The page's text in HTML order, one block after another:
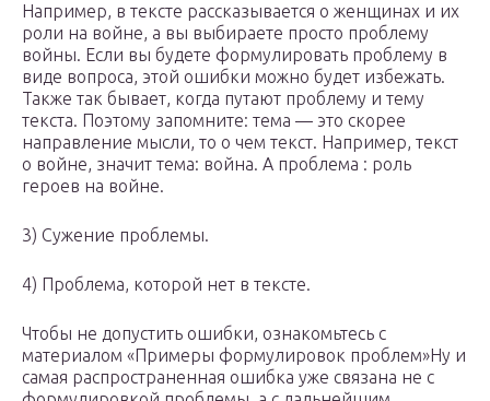
Например, в тексте рассказывается о женщинах и их
роли на войне, а вы выбираете просто проблему
войны. Если вы будете формулировать проблему в
виде вопроса, этой ошибки можно будет избежать.
Также так бывает, когда путают проблему и тему
текста. Поэтому запомните: тема — это скорее
направление мысли, то о чем текст. Например, текст
о войне, значит тема: война. А проблема : роль
героев на войне.
3) Сужение проблемы.
4) Проблема, которой нет в тексте.
Чтобы не допустить ошибки, ознакомьтесь с
материалом «Примеры формулировок проблем»Ну и
самая распространенная ошибка уже связана не с